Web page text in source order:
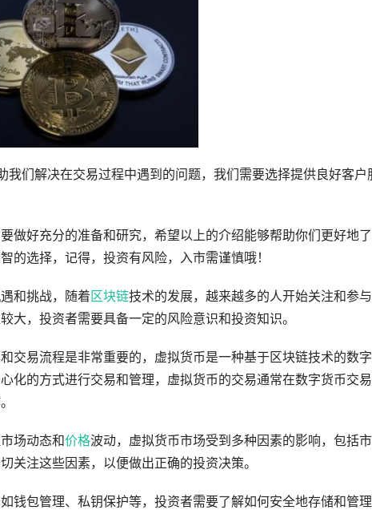
我们解决在交易过程中遇到的问题，我们需要选择提供良好客户
做好充分的准备和研究，希望以上的介绍能够帮助你们更好地
的选择，记得，投资有风险，入市需谨慎哦！
和挑战，随着区块链技术的发展，越来越多的人开始关注和参
大，投资者需要具备一定的风险意识和投资知识。
交易流程是非常重要的，虚拟货币是一种基于区块链技术的数
化的方式进行交易和管理，虚拟货币的交易通常在数字货币交
场动态和价格波动，虚拟货币市场受到多种因素的影响，包括
关注这些因素，以便做出正确的投资决策。
钱包管理、私钥保护等，投资者需要了解如何安全地存储和管